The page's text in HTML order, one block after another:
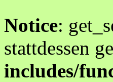
Notice:
stattdessen
includes/